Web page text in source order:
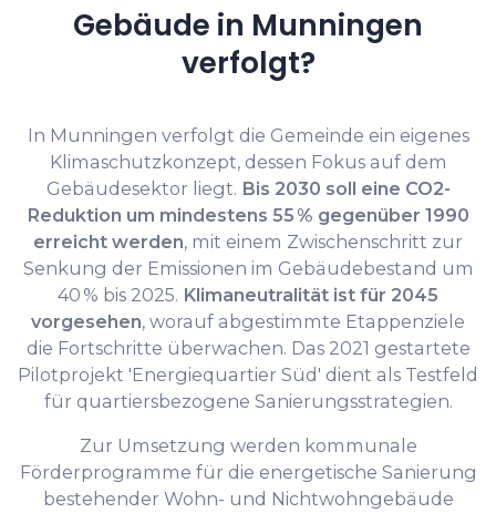
Gebäude in Munningen
verfolgt?
In Munningen verfolgt die Gemeinde ein eigenes
Klimaschutzkonzept, dessen Fokus auf dem
Gebäudesektor liegt. Bis 2030 soll eine CO2-
Reduktion um mindestens 55 % gegenüber 1990
erreicht werden, mit einem Zwischenschritt zur
Senkung der Emissionen im Gebäudebestand um
40 % bis 2025. Klimaneutralität ist für 2045
vorgesehen, worauf abgestimmte Etappenziele
die Fortschritte überwachen. Das 2021 gestartete
Pilotprojekt 'Energiequartier Süd' dient als Testfeld
für quartiersbezogene Sanierungsstrategien.
Zur Umsetzung werden kommunale
Förderprogramme für die energetische Sanierung
bestehender Wohn- und Nichtwohngebäude